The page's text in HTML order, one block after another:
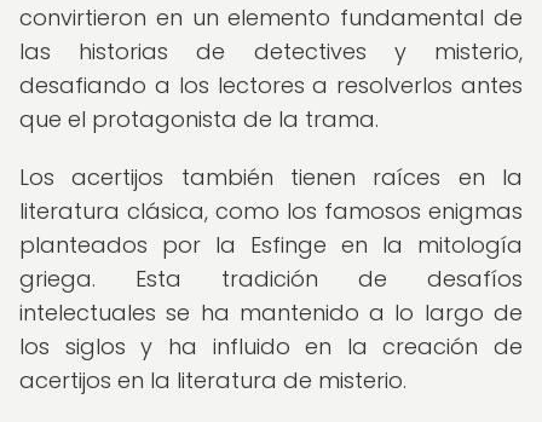
convirtieron en un elemento fundamental de
las historias de detectives y misterio,
desafiando a los lectores a resolverlos antes
que el protagonista de la trama.
Los acertijos también tienen raíces en la
literatura clásica, como los famosos enigmas
planteados por la Esfinge en la mitología
griega. Esta tradición de desafíos
intelectuales se ha mantenido a lo largo de
los siglos y ha influido en la creación de
acertijos en la literatura de misterio.